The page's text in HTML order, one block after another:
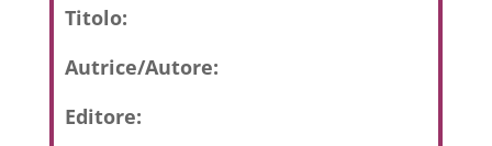
Titolo:
Autrice/Autore:
Editore: